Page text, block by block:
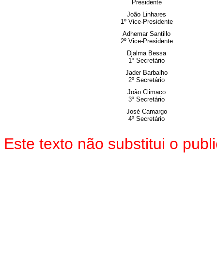
Presidente
João Linhares
1º Vice-Presidente
Adhemar Santillo
2º Vice-Presidente
Djalma Bessa
1º Secretário
Jader Barbalho
2º Secretário
João Climaco
3º Secretário
José Camargo
4º Secretário
Este texto não substitui o